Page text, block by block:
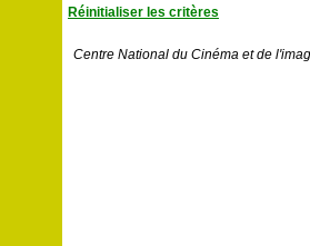
Réinitialiser les critères
Centre National du Cinéma et de